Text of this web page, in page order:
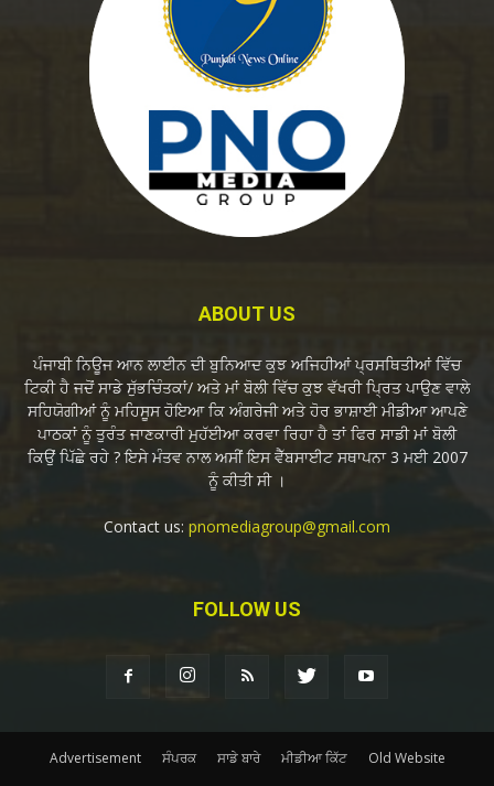
ABOUT US
ਪੰਜਾਬੀ ਨਿਊਜ ਆਨ ਲਾਈਨ ਦੀ ਬੁਨਿਆਦ ਕੁਝ ਅਜਿਹੀਆਂ ਪ੍ਰਸਥਿਤੀਆਂ ਵਿੱਚ
ਟਿਕੀ ਹੈ ਜਦੋਂ ਸਾਡੇ ਸੁੱਭਚਿੰਤਕਾਂ/ ਅਤੇ ਮਾਂ ਬੋਲੀ ਵਿੱਚ ਕੁਝ ਵੱਖਰੀ ਪ੍ਰਿਤ ਪਾਉਣ ਵਾਲੇ
ਸਹਿਯੋਗੀਆਂ ਨੂੰ ਮਹਿਸੂਸ ਹੋਇਆ ਕਿ ਅੰਗਰੇਜੀ ਅਤੇ ਹੋਰ ਭਾਸ਼ਾਈ ਮੀਡੀਆ ਆਪਣੇ
ਪਾਠਕਾਂ ਨੂੰ ਤੁਰੰਤ ਜਾਣਕਾਰੀ ਮੁਹੱਈਆ ਕਰਵਾ ਰਿਹਾ ਹੈ ਤਾਂ ਫਿਰ ਸਾਡੀ ਮਾਂ ਬੋਲੀ
ਕਿਉਂ ਪਿੱਛੇ ਰਹੇ ? ਇਸੇ ਮੰਤਵ ਨਾਲ ਅਸੀਂ ਇਸ ਵੈੱਬਸਾਈਟ ਸਥਾਪਨਾ 3 ਮਈ 2007
ਨੂੰ ਕੀਤੀ ਸੀ ।
Contact us: pnomediagroup@gmail.com
FOLLOW US
Advertisement ਸੰਪਰਕ ਸਾਡੇ ਬਾਰੇ ਮੀਡੀਆ ਕਿੱਟ Old Website